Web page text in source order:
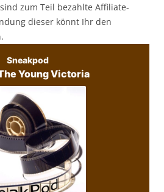
zum Teil bezahlte Affiliate-
dieser könnt Ihr den